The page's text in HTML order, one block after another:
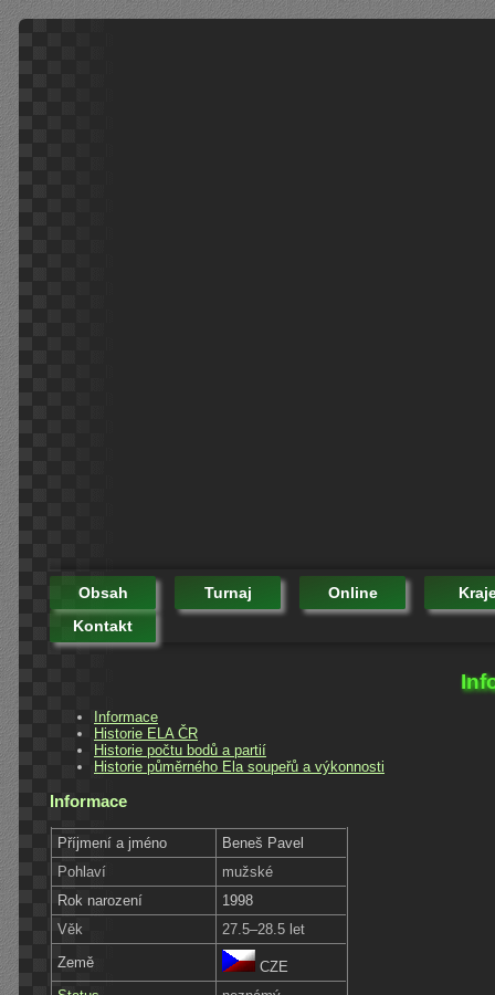
Obsah Turnaj Online
Kontakt
Informace
Historie ELA ČR
Historie počtu bodů a partií
Historie půměrného Ela soupeřů a výkonnosti
Informace
Příjmení a jméno
Beneš Pavel
Pohlaví
mužské
Rok narození
1998
Věk
27.5–28.5 let
Země
CZE